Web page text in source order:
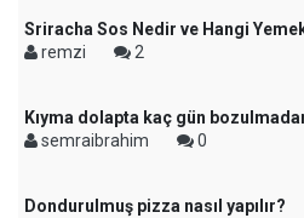
Sriracha Sos Nedir ve Hangi
remzi
2
Kıyma dolapta kaç gün
semraibrahim
0
Dondurulmuş pizza nasıl yapılır?